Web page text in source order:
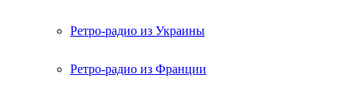
Ретро-радио из Украины
Ретро-радио из Франции